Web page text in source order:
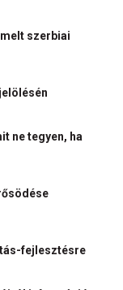
szerbiai
ne tegyen, ha
fejlesztésre